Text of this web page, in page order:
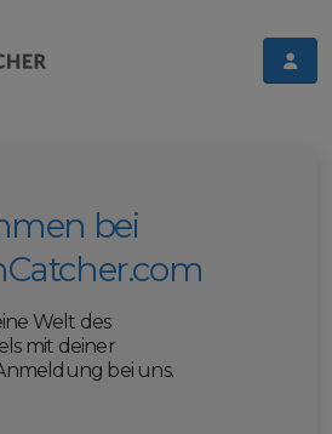
bei
Welt des
mit deiner
bei uns.